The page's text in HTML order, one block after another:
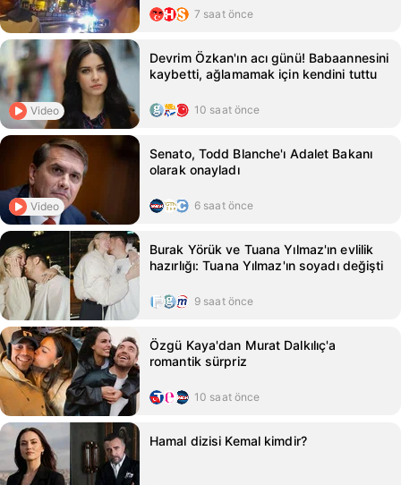
7 saat önce
Video
Devrim Özkan'ın acı günü! Babaannesini
kaybetti, ağlamamak için kendini tuttu
10 saat önce
Video
Senato, Todd Blanche'ı Adalet Bakanı
olarak onayladı
6 saat önce
Burak Yörük ve Tuana Yılmaz'ın evlilik
hazırlığı: Tuana Yılmaz'ın soyadı değişti
9 saat önce
Özgü Kaya'dan Murat Dalkılıç'a
romantik sürpriz
10 saat önce
Hamal dizisi Kemal kimdir?